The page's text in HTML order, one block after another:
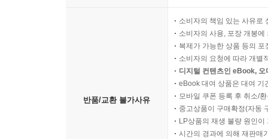
반품/교환 불가사유
소비자의 책임 있는 사유로
소비자의 사용, 포장 개봉
복제가 가능한 상품 등의
소비자의 요청에 따라 개별
디지털 컨텐츠인 eBook,
eBook 대여 상품은 대여 기
모바일 쿠폰 등록 후 취소/
중고상품이 구매확정(자동
LP상품의 재생 불량 원인
시간의 경과에 의해 재판매